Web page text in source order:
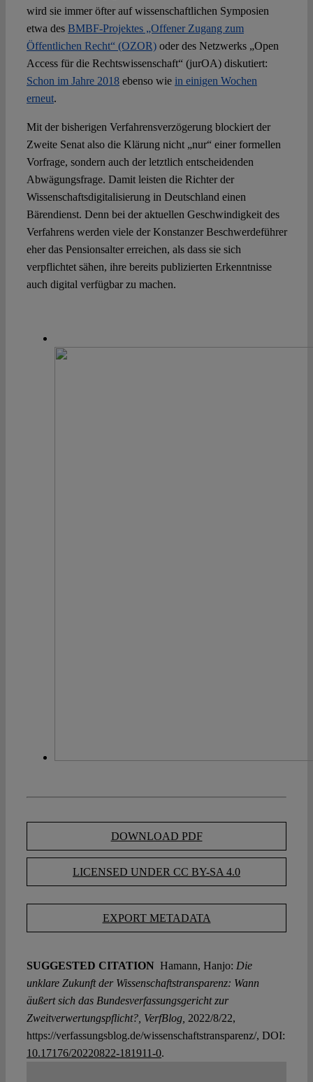
wird sie immer öfter auf wissenschaftlichen Symposien
etwa des BMBF-Projektes „Offener Zugang zum
Öffentlichen Recht“ (OZOR)oder des Netzwerks „Open
Access für die Rechtswissenschaft“ (jurOA) diskutiert:
Schon im Jahre 2018ebenso wie in einigen Wochen
erneut.
Mit der bisherigen Verfahrensverzögerung blockiert der
Zweite Senat also die Klärung nicht „nur“ einer formellen
Vorfrage, sondern auch der letztlich entscheidenden
Abwägungsfrage. Damit leisten die Richter der
Wissenschaftsdigitalisierung in Deutschland einen
Bärendienst. Denn bei der aktuellen Geschwindigkeit des
Verfahrens werden viele der Konstanzer Beschwerdeführer
eher das Pensionsalter erreichen, als dass sie sich
verpflichtet sähen, ihre bereits publizierten Erkenntnisse
auch digital verfügbar zu machen.
DOWNLOAD PDF
LICENSED UNDER CC BY-SA 4.0
EXPORT METADATA
SUGGESTED CITATION Hamann, Hanjo: Die
unklare Zukunft der Wissenschaftstransparenz: Wann
äußert sich das Bundesverfassungsgericht zur
Zweitverwertungspflicht?, VerfBlog, 2022/8/22,
https://verfassungsblog.de/wissenschaftstransparenz/, DOI:
10.17176/20220822-181911-0.